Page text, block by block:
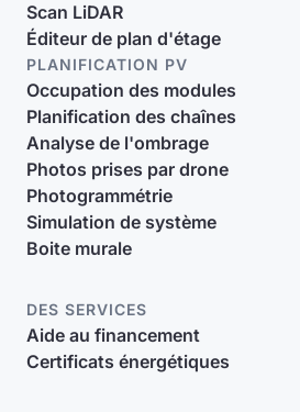
Scan LiDAR
Éditeur de plan d'étage
PLANIFICATION PV
Occupation des modules
Planification des chaînes
Analyse de l'ombrage
Photos prises par drone
Photogrammétrie
Simulation de système
Boite murale
DES SERVICES
Aide au financement
Certificats énergétiques